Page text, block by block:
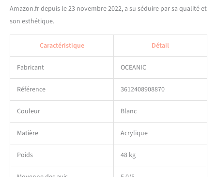
Amazon.fr depuis le 23 novembre 2022, a su séduire par sa qualité et
son esthétique.
Caractéristique Détail
Fabricant OCEANIC
Référence 3612408908870
Couleur Blanc
Matière Acrylique
Poids 48 kg